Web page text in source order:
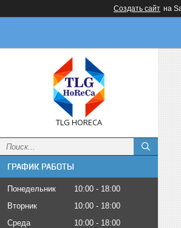
Создать сайт на
TLG HORECA
ГРАФИК РАБОТЫ
Понедельник 10:00
18:00
Вторник
10:00
18:00
Среда
10:00
18:00